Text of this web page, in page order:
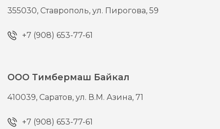
355030, Ставрополь,ул. Пирогова, 59
+7 (908) 653-77-61
ООО Тимбермаш Байкал
410039, Саратов,ул. В.М. Азина, 71
+7 (908) 653-77-61